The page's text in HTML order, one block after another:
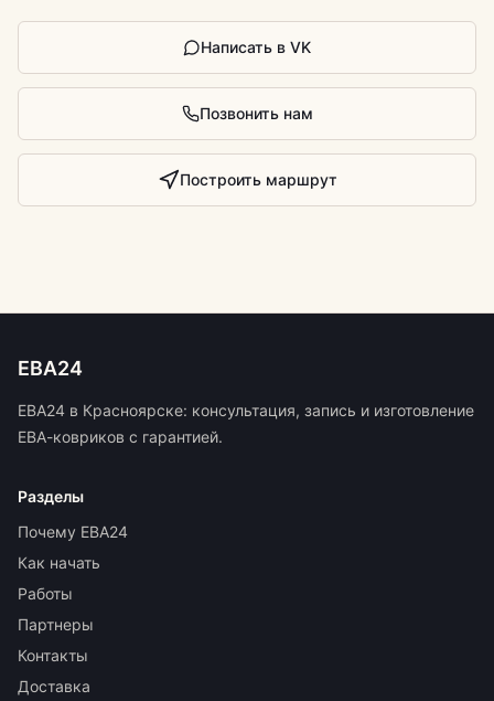
Написать в VK
Позвонить нам
Построить маршрут
ЕВА24
ЕВА24 в Красноярске: консультация, запись и изготовление
ЕВА-ковриков с гарантией.
Разделы
Почему ЕВА24
Как начать
Работы
Партнеры
Контакты
Доставка